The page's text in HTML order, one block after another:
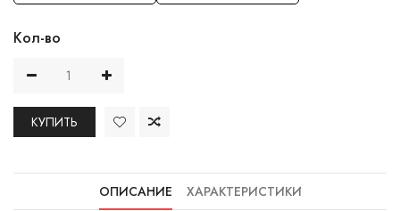
Кол-во
КУПИТЬ
ОПИСАНИЕ ХАРАКТЕРИСТИКИ